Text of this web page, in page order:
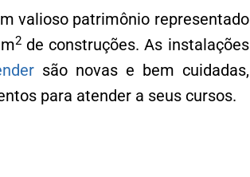
valioso patrimônio representado
2 de construções. As instalações
são novas e bem cuidadas,
para atender a seus cursos.